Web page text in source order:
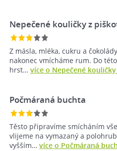
Nepečené kouličky z
Z másla, mléka, cukru a
nakonec vmícháme rum. Do
hrst… více o Nepečené
Počmáraná buchta
Těsto připravíme smícháním
vlijeme na vymazaný a
vyšším… více o Počmáraná